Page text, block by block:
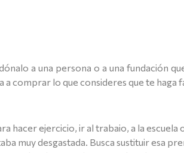
a una persona o a una fundación
comprar lo que consideres que te haga
hacer ejercicio, ir al trabaio, a la escuela
muy desgastada. Busca sustituir esa